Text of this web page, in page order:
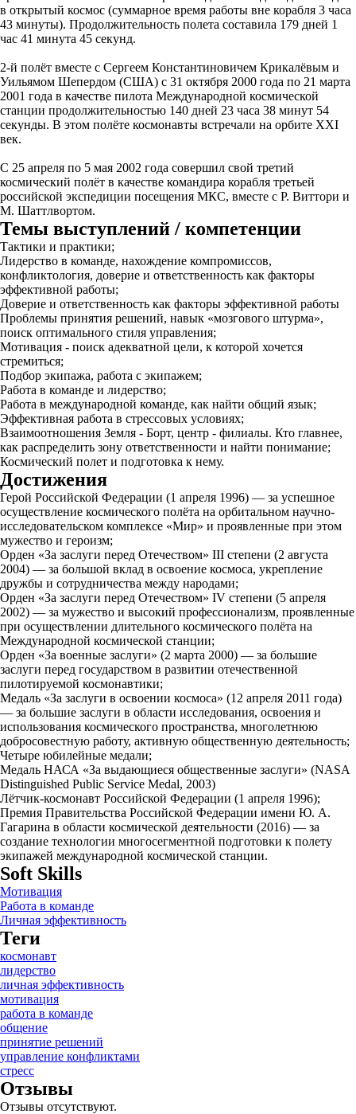
в открытый космос (суммарное время работы вне корабля 3 часа
43 минуты). Продолжительность полета составила 179 дней 1
час 41 минута 45 секунд.
2-й полёт вместе с Сергеем Константиновичем Крикалёвым и
Уильямом Шепердом (США) с 31 октября 2000 года по 21 марта
2001 года в качестве пилота Международной космической
станции продолжительностью 140 дней 23 часа 38 минут 54
секунды. В этом полёте космонавты встречали на орбите XXI
век.
С 25 апреля по 5 мая 2002 года совершил свой третий
космический полёт в качестве командира корабля третьей
российской экспедиции посещения МКС, вместе с Р. Виттори и
М. Шаттлвортом.
Темы выступлений / компетенции
Тактики и практики;
Лидерство в команде, нахождение компромиссов,
конфликтология, доверие и ответственность как факторы
эффективной работы;
Доверие и ответственность как факторы эффективной работы
Проблемы принятия решений, навык «мозгового штурма»,
поиск оптимального стиля управления;
Мотивация - поиск адекватной цели, к которой хочется
стремиться;
Подбор экипажа, работа с экипажем;
Работа в команде и лидерство;
Работа в международной команде, как найти общий язык;
Эффективная работа в стрессовых условиях;
Взаимоотношения Земля - Борт, центр - филиалы. Кто главнее,
как распределить зону ответственности и найти понимание;
Космический полет и подготовка к нему.
Достижения
Герой Российской Федерации (1 апреля 1996) — за успешное
осуществление космического полёта на орбитальном научно-
исследовательском комплексе «Мир» и проявленные при этом
мужество и героизм;
Орден «За заслуги перед Отечеством» III степени (2 августа
2004) — за большой вклад в освоение космоса, укрепление
дружбы и сотрудничества между народами;
Орден «За заслуги перед Отечеством» IV степени (5 апреля
2002) — за мужество и высокий профессионализм, проявленные
при осуществлении длительного космического полёта на
Международной космической станции;
Орден «За военные заслуги» (2 марта 2000) — за большие
заслуги перед государством в развитии отечественной
пилотируемой космонавтики;
Медаль «За заслуги в освоении космоса» (12 апреля 2011 года)
— за большие заслуги в области исследования, освоения и
использования космического пространства, многолетнюю
добросовестную работу, активную общественную деятельность;
Четыре юбилейные медали;
Медаль НАСА «За выдающиеся общественные заслуги» (NASA
Distinguished Public Service Medal, 2003)
Лётчик-космонавт Российской Федерации (1 апреля 1996);
Премия Правительства Российской Федерации имени Ю. А.
Гагарина в области космической деятельности (2016) — за
создание технологии многосегментной подготовки к полету
экипажей международной космической станции.
Soft Skills
Мотивация
Работа в команде
Личная эффективность
Теги
космонавт
лидерство
личная эффективность
мотивация
работа в команде
общение
принятие решений
управление конфликтами
стресс
Отзывы
Отзывы отсутствуют.